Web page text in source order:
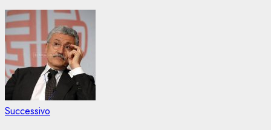
Successivo